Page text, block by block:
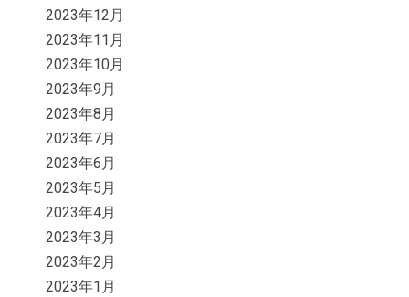
2023年12月
2023年11月
2023年10月
2023年9月
2023年8月
2023年7月
2023年6月
2023年5月
2023年4月
2023年3月
2023年2月
2023年1月